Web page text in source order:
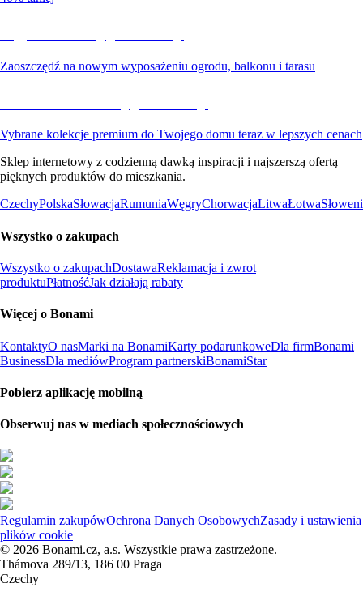
Zaoszczędź na nowym wyposażeniu ogrodu, balkonu i tarasu
Vybrane kolekcje premium do Twojego domu teraz w lepszych cenach
Sklep internetowy z codzienną dawką inspiracji i najszerszą ofertą
pięknych produktów do mieszkania.
CzechyPolskaSłowacjaRumuniaWęgryChorwacjaLitwaŁotwa
Wszystko o zakupach
Wszystko o zakupachDostawaReklamacja i zwrot
produktuPłatnośćJak działają rabaty
Więcej o Bonami
KontaktyO nasMarki na BonamiKarty podarunkoweDla firmBonami
BusinessDla mediówProgram partnerskiBonamiStar
Pobierz aplikację mobilną
Obserwuj nas w mediach społecznościowych
Regulamin zakupówOchrona Danych OsobowychZasady i ustawienia
plików cookie
© 2026 Bonami.cz, a.s. Wszystkie prawa zastrzeżone.
Thámova 289/13, 186 00 Praga
Czechy